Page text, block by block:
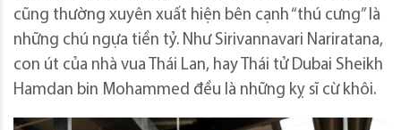
cũng thường xuyên xuất hiện bên cạnh “thú cưng” là
những chú ngựa tiền tỷ. Như Sirivannavari Nariratana,
con út của nhà vua Thái Lan, hay Thái tử Dubai Sheikh
Hamdan bin Mohammed đều là những kỵ sĩ cừ khôi.